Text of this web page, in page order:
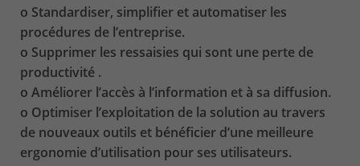
o Standardiser, simplifier et automatiser les
procédures de l’entreprise.
o Supprimer les ressaisies qui sont une perte de
productivité .
o Améliorer l’accès à l’information et à sa diffusion.
o Optimiser l’exploitation de la solution au travers
de nouveaux outils et bénéficier d’une meilleure
ergonomie d’utilisation pour ses utilisateurs.